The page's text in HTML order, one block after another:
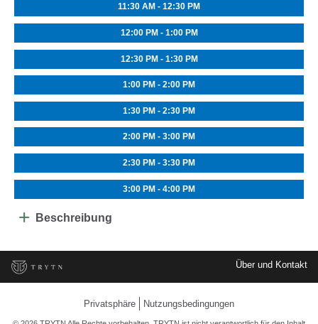
11:30 AM - 12:30 PM
12:00 PM - 1:00 PM
12:30 PM - 1:30 PM
1:00 PM - 2:00 PM
1:30 PM - 2:30 PM
2:00 PM - 3:00 PM
2:30 PM - 3:30 PM
3:00 PM - 4:00 PM
Beschreibung
Über und Kontakt
Privatsphäre Nutzungsbedingungen